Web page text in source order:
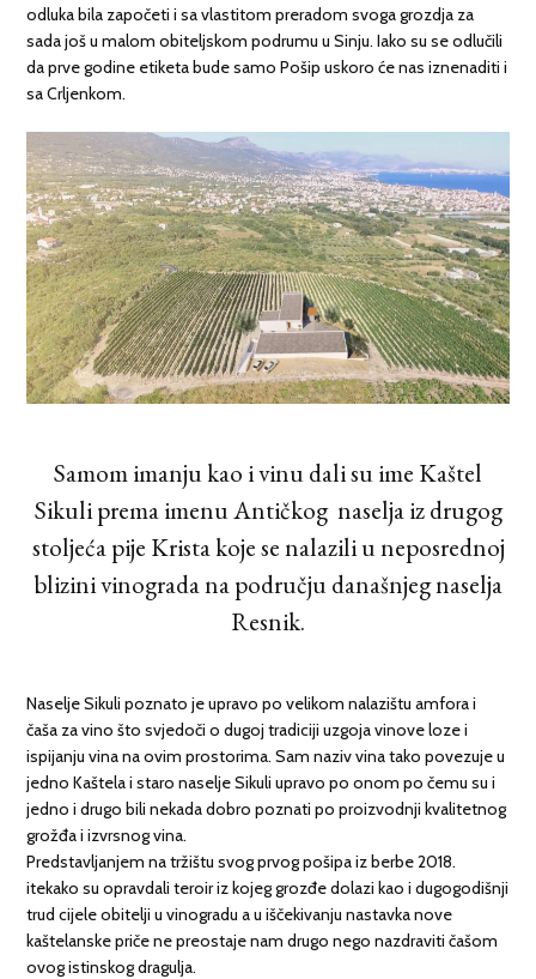
odluka bila započeti i sa vlastitom preradom svoga grozdja za
sada još u malom obiteljskom podrumu u Sinju. Iako su se odlučili
da prve godine etiketa bude samo Pošip uskoro će nas iznenaditi i
sa Crljenkom.
Samom imanju kao i vinu dali su ime Kaštel
Sikuli prema imenu Antičkog naselja iz drugog
stoljeća pije Krista koje se nalazili u neposrednoj
blizini vinograda na području današnjeg naselja
Resnik.
Naselje Sikuli poznato je upravo po velikom nalazištu amfora i
čaša za vino što svjedoči o dugoj tradiciji uzgoja vinove loze i
ispijanju vina na ovim prostorima. Sam naziv vina tako povezuje u
jedno Kaštela i staro naselje Sikuli upravo po onom po čemu su i
jedno i drugo bili nekada dobro poznati po proizvodnji kvalitetnog
grožđa i izvrsnog vina.
Predstavljanjem na tržištu svog prvog pošipa iz berbe 2018.
itekako su opravdali teroir iz kojeg grozđe dolazi kao i dugogodišnji
trud cijele obitelji u vinogradu a u iščekivanju nastavka nove
kaštelanske priče ne preostaje nam drugo nego nazdraviti čašom
ovog istinskog dragulja.